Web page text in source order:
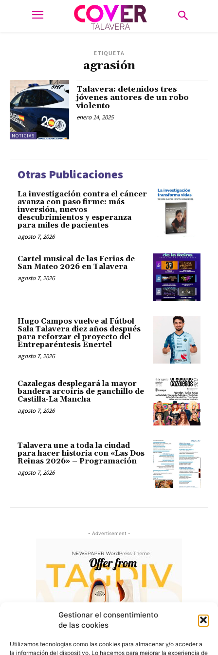
Gestionar el consentimiento
de las cookies
Utilizamos tecnologías como las cookies para almacenar y/o acceder a
la información del dispositivo. Lo hacemos para mejorar la experiencia de
ETIQUETA
agrasión
NOTICIAS
Talavera: detenidos tres
jóvenes autores de un robo
violento
enero 14, 2025
Otras Publicaciones
La investigación contra el cáncer
avanza con paso firme: más
inversión, nuevos
descubrimientos y esperanza
para miles de pacientes
agosto 7, 2026
Cartel musical de las Ferias de
San Mateo 2026 en Talavera
agosto 7, 2026
Hugo Campos vuelve al Fútbol
Sala Talavera diez años después
para reforzar el proyecto del
Entreparéntesis Enertel
agosto 7, 2026
Cazalegas desplegará la mayor
bandera arcoíris de ganchillo de
Castilla-La Mancha
agosto 7, 2026
Talavera une a toda la ciudad
para hacer historia con «Las Dos
Reinas 2026» – Programación
agosto 7, 2026
- Advertisement -